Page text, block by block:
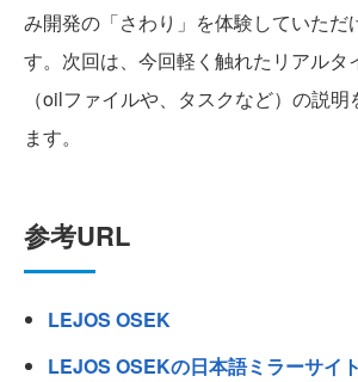
み開発の「さわり」を体験していただ
す。次回は、今回軽く触れたリアルタ
（oilファイルや、タスクなど）の説
ます。
参考URL
LEJOS OSEK
LEJOS OSEKの日本語ミラーサイト